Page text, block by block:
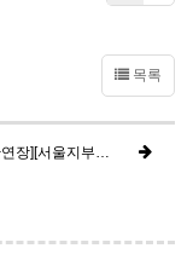
목록
[모집기간연장][서울지부] 2026년 천문지도사 3급 연수 모집 공고 - 마감